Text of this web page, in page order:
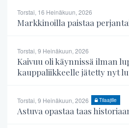
Torstai, 16 Heinäkuun, 2026
Markkinoilla paistaa
Torstai, 9 Heinäkuun, 2026
Kaivuu oli käynnissä ilman
kauppaliikkeelle jätetty nyt
Torstai, 9 Heinäkuun, 2026 Tilaajille
Astuva opastaa taas